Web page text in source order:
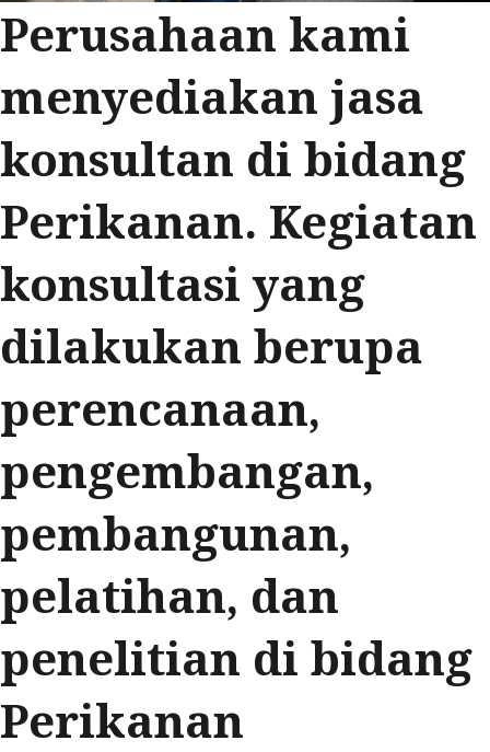
Perusahaan kami
menyediakan jasa
konsultan di bidang
Perikanan. Kegiatan
konsultasi yang
dilakukan berupa
perencanaan,
pengembangan,
pembangunan,
pelatihan, dan
penelitian di bidang
Perikanan